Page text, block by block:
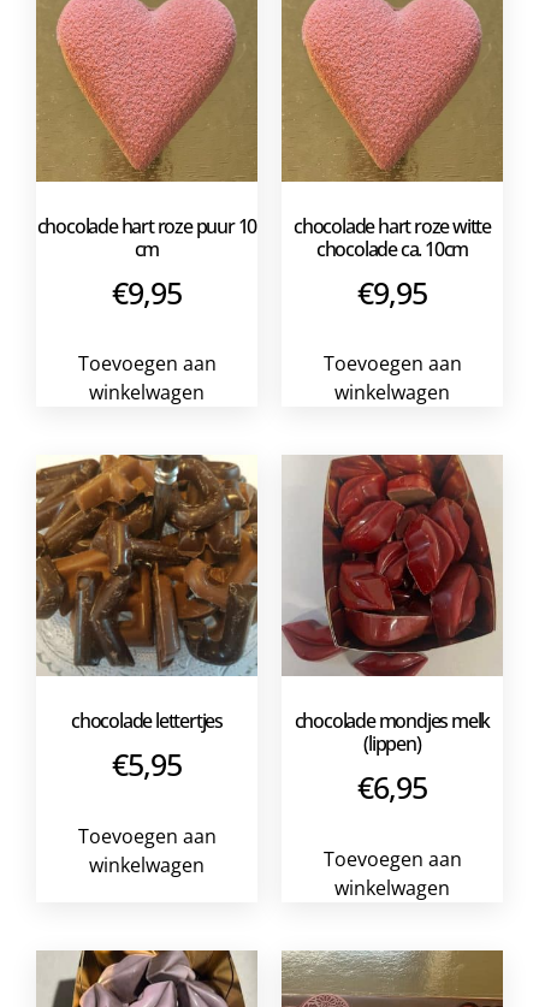
chocolade hart roze puur 10
cm
€9,95
Toevoegen aan
winkelwagen
chocolade hart roze witte
chocolade ca. 10cm
€9,95
Toevoegen aan
winkelwagen
chocolade lettertjes
€5,95
Toevoegen aan
winkelwagen
chocolade mondjes melk
(lippen)
€6,95
Toevoegen aan
winkelwagen